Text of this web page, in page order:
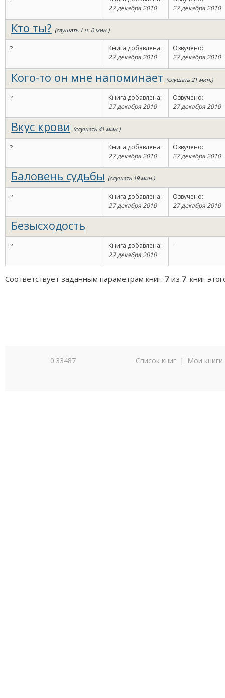
27 декабря 2010
27 декабря 2010
Кто ты? (слушать 1 ч. 0 мин.)
?
Книга добавлена:
27 декабря 2010
Озвучено:
27 декабря 2010
Кого-то он мне напоминает (слушать 21 мин.)
?
Книга добавлена:
27 декабря 2010
Озвучено:
27 декабря 2010
Вкус крови (слушать 41 мин.)
?
Книга добавлена:
27 декабря 2010
Озвучено:
27 декабря 2010
Баловень судьбы (слушать 19 мин.)
?
Книга добавлена:
27 декабря 2010
Озвучено:
27 декабря 2010
Безысходость
?
Книга добавлена:
27 декабря 2010
-
Соответствует заданным параметрам книг: 7 из 7. книг
0.33487 Список книг | Мои книги